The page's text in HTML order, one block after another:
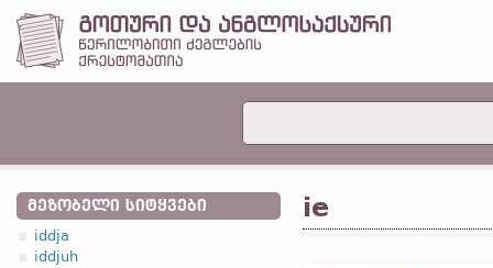
ᲛᲔᲖᲝᲑᲔᲚᲘ ᲡᲘᲢᲧᲕᲔᲑᲘ
iddja
iddjuh
ie